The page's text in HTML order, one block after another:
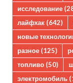
исследование
лайфхак (642)
новые
разное (125)
топливо (50)
электромобиль